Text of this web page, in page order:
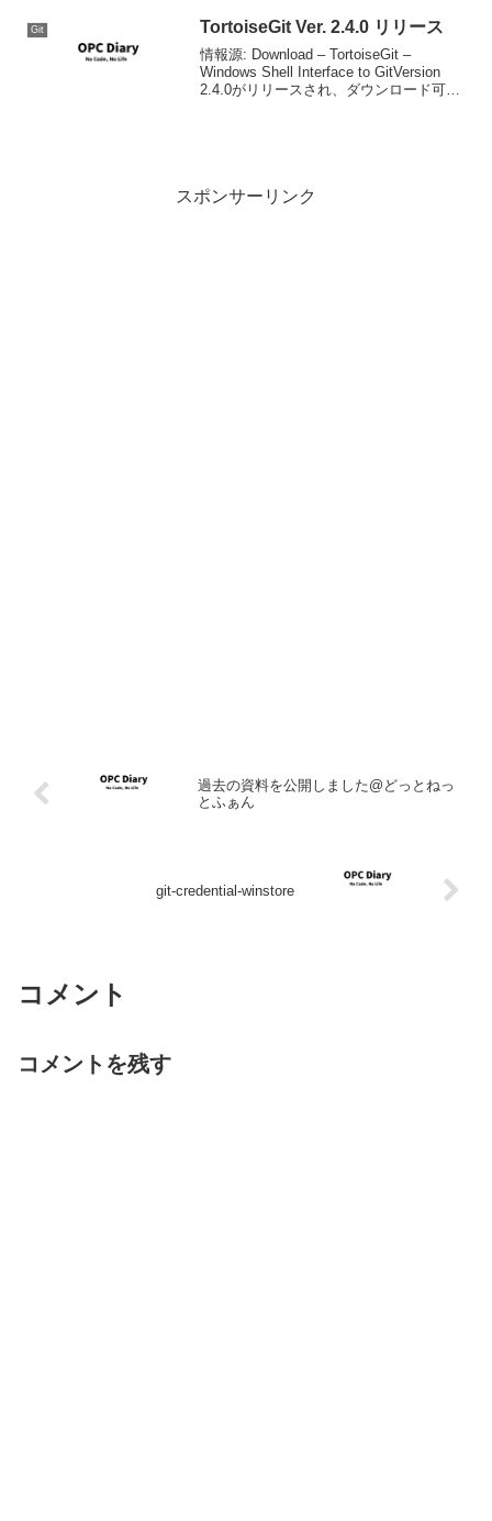
Git TortoiseGit Ver. 2.4.0 リリース
情報源: Download – TortoiseGit –
Windows Shell Interface to GitVersion
2.4.0がリリースされ、ダウンロード可能
スポンサーリンク
過去の資料を公開しました@どっとねっ
とふぁん
git-credential-winstore
コメント
コメントを残す